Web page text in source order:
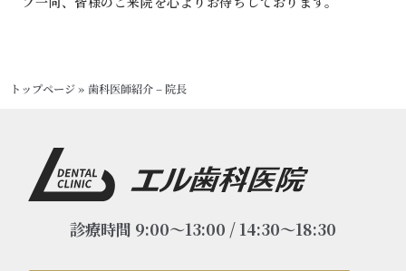
トップページ»歯科医師紹介 – 院長
診療時間 9:00～13:00 / 14:30～18:30